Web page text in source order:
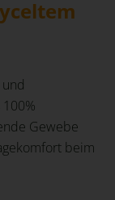
Gewebe
beim